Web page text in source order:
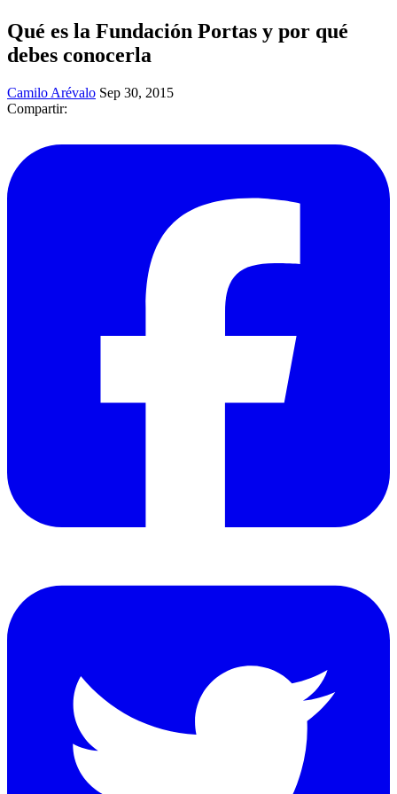
Qué es la Fundación Portas y por qué
debes conocerla
Camilo Arévalo Sep 30, 2015
Compartir: